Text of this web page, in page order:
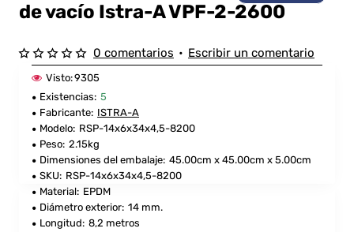
de vacío Istra-A VPF-2-2600
Existencias: 5
Fabricante: ISTRA-A
Modelo: RSP-14x6x34x4,5-8200
Peso: 2.15kg
Dimensiones del embalaje: 45.00cm x 45.00cm x 5.00cm
SKU: RSP-14x6x34x4,5-8200
Visto:9305
0 comentarios • Escribir un comentario
Material: EPDM
Diámetro exterior: 14 mm.
Longitud: 8,2 metros